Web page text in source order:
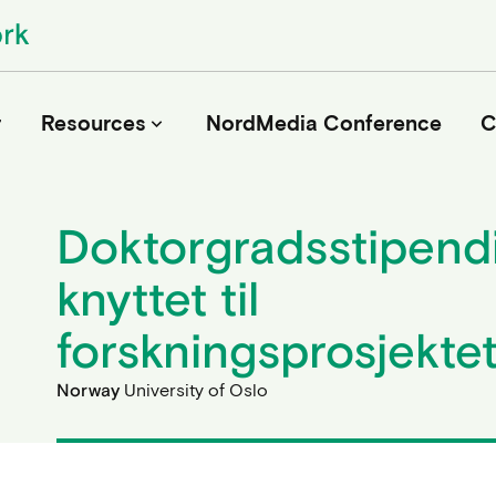
Resources keyboard_arrow_down
Journals
Book Publishers
Funders
Institutions
Educational Programmes
Open Data Sources
NordMedia Conference
knyttet til
NorwayUniversity of Oslo